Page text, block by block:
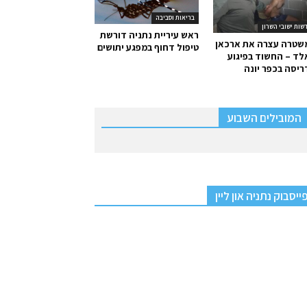
בריאות וסביבה
ראש עיריית נתניה דורשת
טיפול דחוף במפגע יתושים
ישובי השרון
עצרה את ארכאן
– החשוד בפיגוע
בכפר יונה
המובילים השבוע
פייסבוק נתניה און ליין